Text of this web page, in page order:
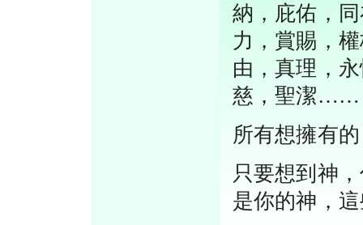
納，庇佑，
力，賞賜，
由，真理，
慈，聖潔……
所有想擁有
只要想到神
是你的神，